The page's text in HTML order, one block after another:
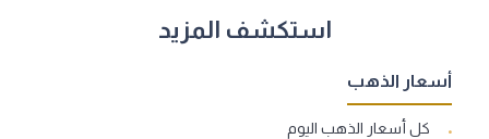
استكشف المزيد
أسعار الذهب
كل أسعار الذهب اليوم